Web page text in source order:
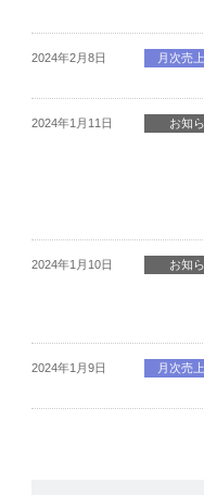
2024年2月8日 月次売
2024年1月11日 お知
2024年1月10日 お知
2024年1月9日 月次売